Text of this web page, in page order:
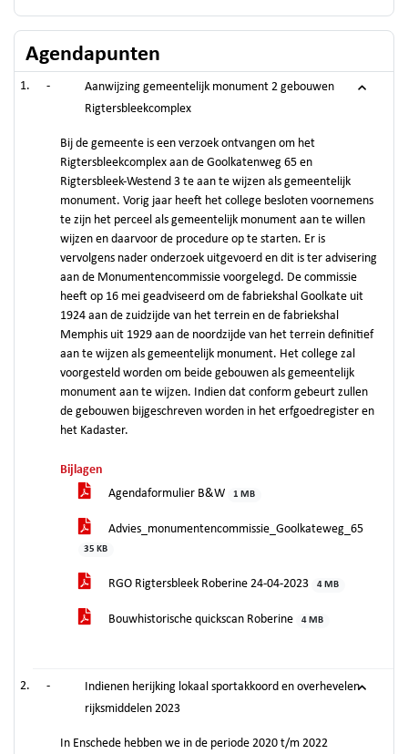
Agendapunten
-
Aanwijzing gemeentelijk monument 2 gebouwen
Rigtersbleekcomplex
Bij de gemeente is een verzoek ontvangen om het
Rigtersbleekcomplex aan de Goolkatenweg 65 en
Rigtersbleek-Westend 3 te aan te wijzen als gemeentelijk
monument. Vorig jaar heeft het college besloten voornemens
te zijn het perceel als gemeentelijk monument aan te willen
wijzen en daarvoor de procedure op te starten. Er is
vervolgens nader onderzoek uitgevoerd en dit is ter advisering
aan de Monumentencommissie voorgelegd. De commissie
heeft op 16 mei geadviseerd om de fabriekshal Goolkate uit
1924 aan de zuidzijde van het terrein en de fabriekshal
Memphis uit 1929 aan de noordzijde van het terrein definitief
aan te wijzen als gemeentelijk monument. Het college zal
voorgesteld worden om beide gebouwen als gemeentelijk
monument aan te wijzen. Indien dat conform gebeurt zullen
de gebouwen bijgeschreven worden in het erfgoedregister en
het Kadaster.
Bijlagen
Agendaformulier B&W
1 MB
Advies_monumentencommissie_Goolkateweg_65
35 KB
RGO Rigtersbleek Roberine 24-04-2023 4 MB
Bouwhistorische quickscan Roberine 4 MB
-
Indienen herijking lokaal sportakkoord en overhevelen
rijksmiddelen 2023
In Enschede hebben we in de periode 2020 t/m 2022